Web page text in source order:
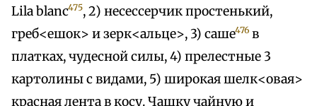
Lila blanc475, 2) несессерчик простенький,
греб<ешок> и зерк<альце>, 3) саше476 в
платках, чудесной силы, 4) прелестные 3
картолины с видами, 5) широкая шелк<овая>
красная лента в косу. Чашку чайную и